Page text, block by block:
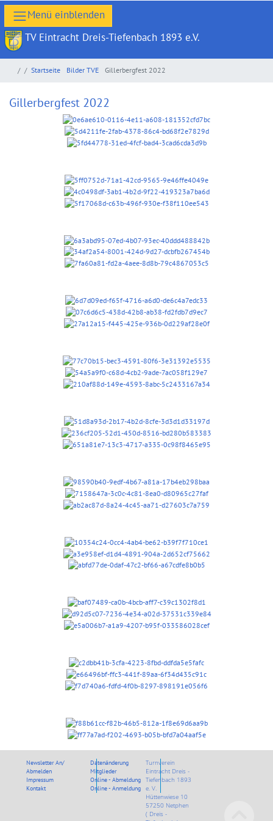
TV Eintracht Dreis-Tiefenbach 1893 e.V.
Startseite Bilder TVE Gillerbergfest 2022
Gillerbergfest 2022
Kontakt
Impressum
Newsletter An/
Abmelden
Online - Anmeldung
Online - Abmeldung
Datenänderung
Mitglieder
Turnverein
Eintracht Dreis -
Tiefenbach 1893
e. V.
Hüttenwiese 10
57250 Netphen
( Dreis -